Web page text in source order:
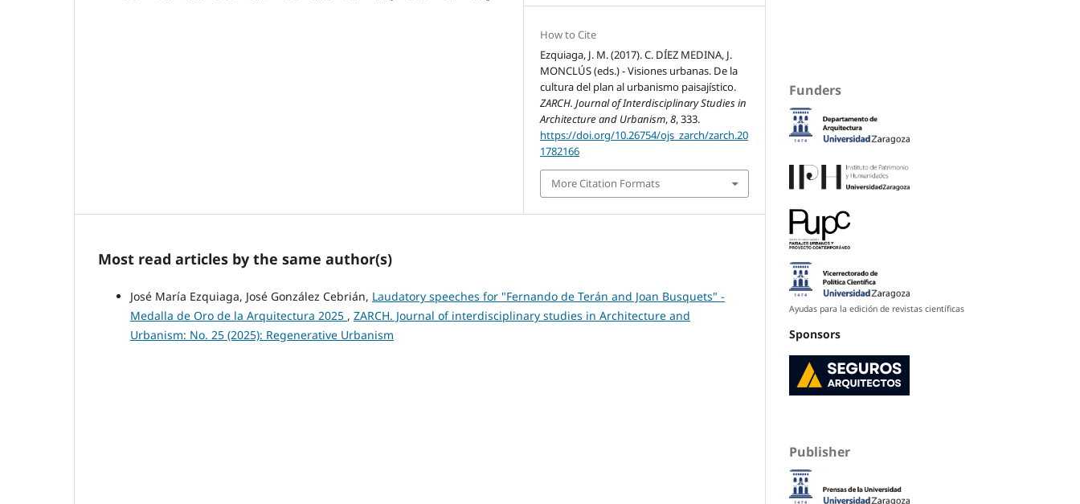
How to Cite
Ezquiaga, J. M. (2017). C. DÍEZ MEDINA, J.
MONCLÚS (eds.) - Visiones urbanas. De la
cultura del plan al urbanismo paisajístico.
ZARCH. Journal of Interdisciplinary Studies in
Architecture and Urbanism,8, 333.
https://doi.org/10.26754/ojs_zarch/zarch.20
1782166
More Citation Formats
Most read articles by the same author(s)
José María Ezquiaga, José González Cebrián, Laudatory speeches for "Fernando de Terán and Joan Busquets" -
Medalla de Oro de la Arquitectura 2025 , ZARCH. Journal of interdisciplinary studies in Architecture and
Urbanism: No. 25 (2025): Regenerative Urbanism
Funders
Ayudas para la edición de revistas científicas
Sponsors
Publisher